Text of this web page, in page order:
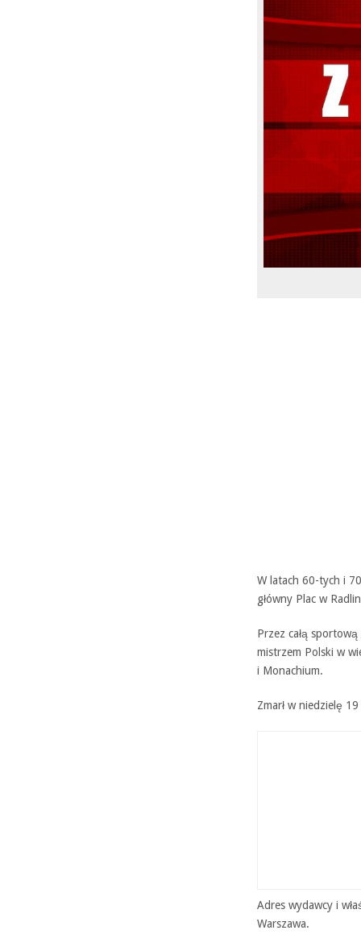
W latach 60-tych i
główny Plac w
Przez całą
mistrzem Polski w
i Monachium.
Zmarł w niedzielę
Adres wydawcy i
Warszawa.